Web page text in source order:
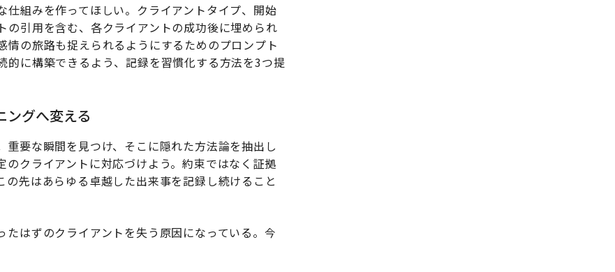
仕組みを作ってほしい。クライアントタイプ、開始
引用を含む、各クライアントの成功後に埋められ
の旅路も捉えられるようにするためのプロンプト
に構築できるよう、記録を習慣化する方法を3つ提
ングへ変える
要な瞬間を見つけ、そこに隠れた方法論を抽出し
クライアントに対応づけよう。約束ではなく証拠
先はあらゆる卓越した出来事を記録し続けること
はずのクライアントを失う原因になっている。今